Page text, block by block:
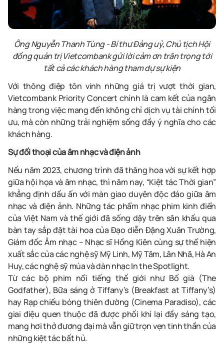
Ông Nguyễn Thanh Tùng - Bí thư Đảng uỷ, Chủ tịch Hội
đồng quản trị Vietcombank gửi lời cảm ơn trân trọng tới
tất cả các khách hàng tham dự sự kiện
Với thông điệp tôn vinh những giá trị vượt thời gian,
Vietcombank Priority Concert chính là cam kết của ngân
hàng trong việc mang đến không chỉ dịch vụ tài chính tối
ưu, mà còn những trải nghiệm sống đầy ý nghĩa cho các
khách hàng.
Sự đối thoại của âm nhạc và điện ảnh
Nếu năm 2023, chương trình đã thăng hoa với sự kết hợp
giữa hội họa và âm nhạc, thì năm nay, “Kiệt tác Thời gian”
khẳng định dấu ấn với màn giao duyên độc đáo giữa âm
nhạc và điện ảnh. Những tác phẩm nhạc phim kinh điển
của Việt Nam và thế giới đã sống dậy trên sân khấu qua
bàn tay sắp đặt tài hoa của Đạo diễn Đặng Xuân Trường,
Giám đốc Âm nhạc – Nhạc sĩ Hồng Kiên cùng sự thể hiện
xuất sắc của các nghệ sỹ Mỹ Linh, Mỹ Tâm, Lân Nhã, Hà An
Huy, các nghệ sỹ múa và dàn nhạc In the Spotlight.
Từ các bộ phim nổi tiếng thế giới như Bố già (The
Godfather), Bữa sáng ở Tiffany’s (Breakfast at Tiffany’s)
hay Rạp chiếu bóng thiên đường (Cinema Paradiso), các
giai điệu quen thuộc đã được phối khí lại đầy sáng tạo,
mang hơi thở đương đại mà vẫn giữ trọn vẹn tinh thần của
những kiệt tác bất hủ.